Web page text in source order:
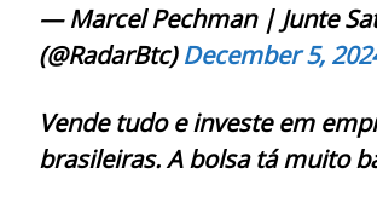
— Marcel Pechman | Junte
(@RadarBtc)December 5,
Vende tudo e investe em
brasileiras. A bolsa tá muito